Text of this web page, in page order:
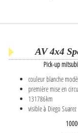
AV 4x4
Pick-up
couleur blanche
première mise en
131786km
visible à Diego Suarez